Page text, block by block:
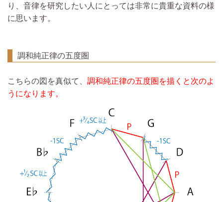
り、音律を研究したい人にとっては非常に貴重な資料の様
に思います。
調和純正律の五度圏
こちらの図を真似て、 調和純正律の五度圏を描くと次のよ
うになります。